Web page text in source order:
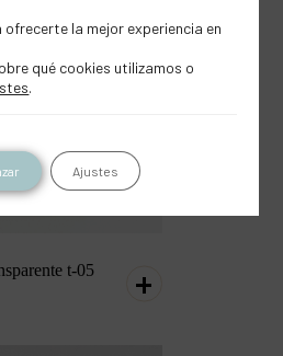
t-05
la mejor experiencia en
qué cookies utilizamos o
.
Ajustes